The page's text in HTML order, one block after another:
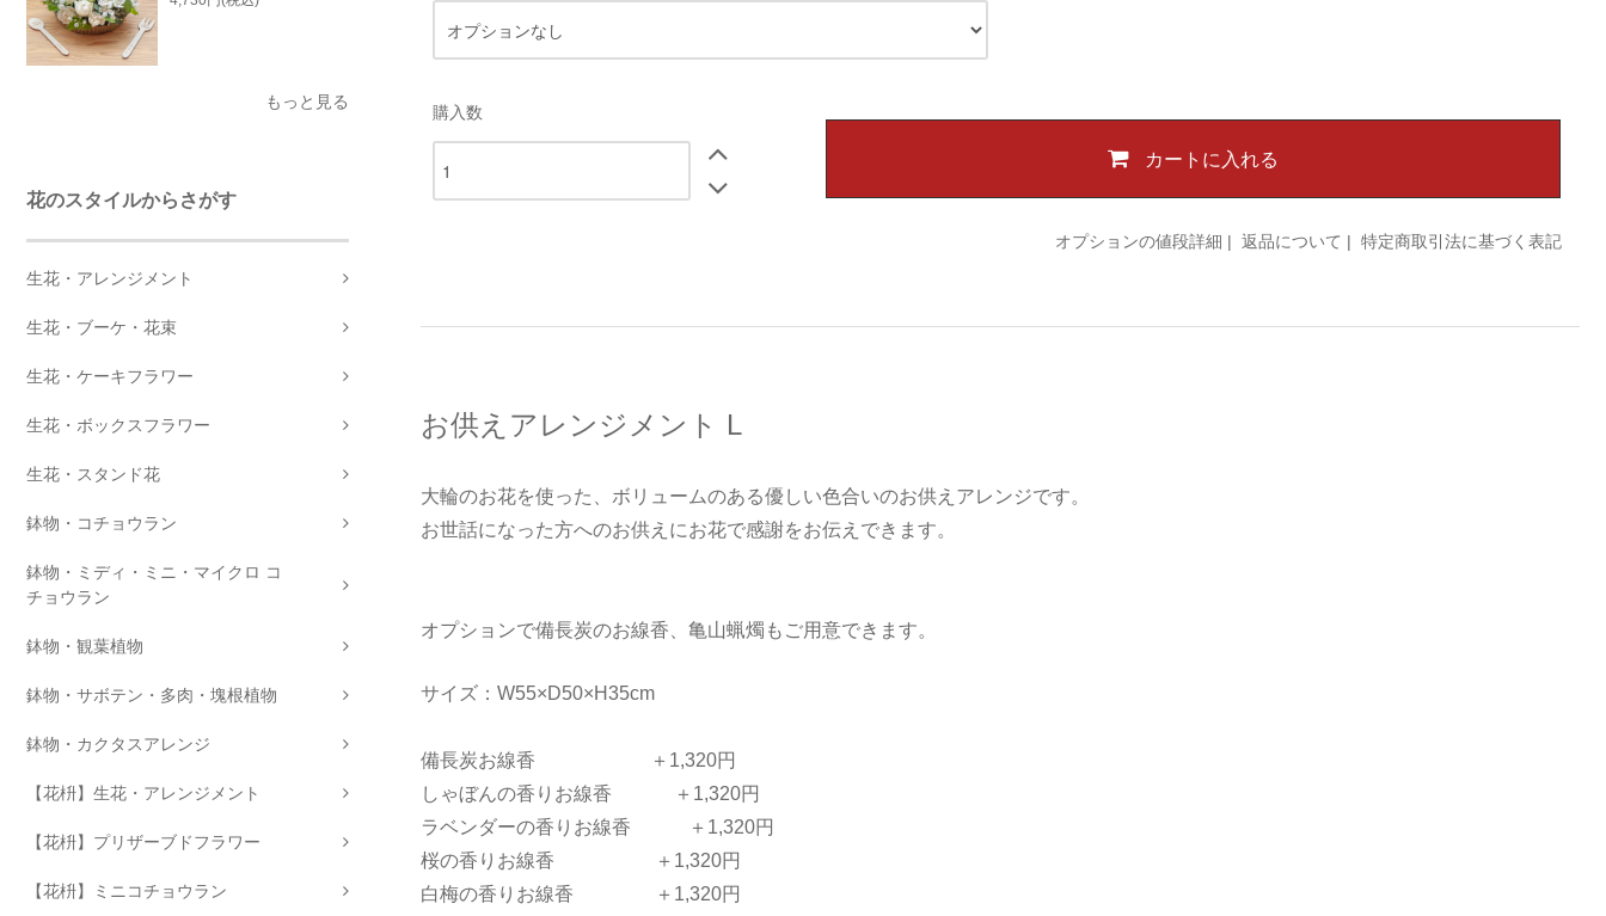
もっと見る
花のスタイルからさがす
生花・アレンジメント
生花・ブーケ・花束
生花・ケーキフラワー
生花・ボックスフラワー
生花・スタンド花
鉢物・コチョウラン
鉢物・ミディ・ミニ・マイクロ コ
チョウラン
鉢物・観葉植物
鉢物・サボテン・多肉・塊根植物
鉢物・カクタスアレンジ
【花枡】生花・アレンジメント
【花枡】プリザーブドフラワー
【花枡】ミニコチョウラン
購入数
カートに入れる
オプションの値段詳細 | 返品について | 特定商取引法に基づく表記
お供えアレンジメント L
大輪のお花を使った、ボリュームのある優しい色合いのお供えアレンジです。
お世話になった方へのお供えにお花で感謝をお伝えできます。
オプションで備長炭のお線香、亀山蝋燭もご用意できます。
サイズ：W55×D50×H35cm
備長炭お線香 ＋1,320円
しゃぼんの香りお線香 ＋1,320円
ラベンダーの香りお線香 ＋1,320円
桜の香りお線香 ＋1,320円
白梅の香りお線香 ＋1,320円